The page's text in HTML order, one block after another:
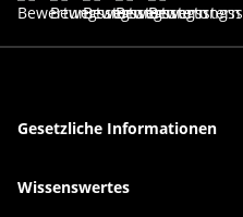
Gesetzliche Informationen
Wissenswertes